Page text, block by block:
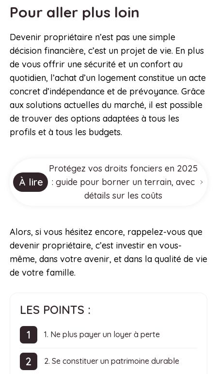
Pour aller plus loin
Devenir propriétaire n’est pas une simple
décision financière, c’est un projet de vie. En plus
de vous offrir une sécurité et un confort au
quotidien, l’achat d’un logement constitue un acte
concret d’indépendance et de prévoyance. Grâce
aux solutions actuelles du marché, il est possible
de trouver des options adaptées à tous les
profils et à tous les budgets.
À lire
Protégez vos droits fonciers en 2025
: guide pour borner un terrain, avec
détails sur les coûts
Alors, si vous hésitez encore, rappelez-vous que
devenir propriétaire, c’est investir en vous-
même, dans votre avenir, et dans la qualité de vie
de votre famille.
LES POINTS :
1. Ne plus payer un loyer à perte
2. Se constituer un patrimoine durable